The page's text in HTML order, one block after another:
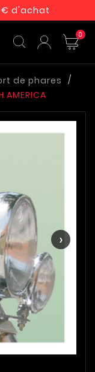
€ d'achat
0
de phares
AMERICA
›